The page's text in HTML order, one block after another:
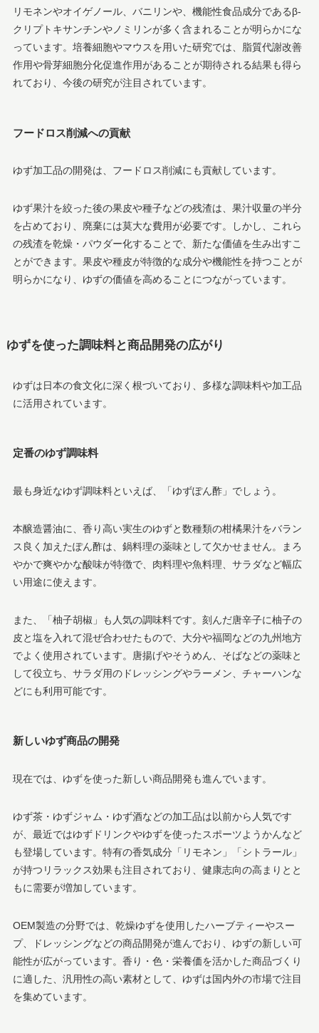
リモネンやオイゲノール、バニリンや、機能性食品成分であるβ-
クリプトキサンチンやノミリンが多く含まれることが明らかにな
っています。培養細胞やマウスを用いた研究では、脂質代謝改善
作用や骨芽細胞分化促進作用があることが期待される結果も得ら
れており、今後の研究が注目されています。
フードロス削減への貢献
ゆず加工品の開発は、フードロス削減にも貢献しています。
ゆず果汁を絞った後の果皮や種子などの残渣は、果汁収量の半分
を占めており、廃棄には莫大な費用が必要です。しかし、これら
の残渣を乾燥・パウダー化することで、新たな価値を生み出すこ
とができます。果皮や種皮が特徴的な成分や機能性を持つことが
明らかになり、ゆずの価値を高めることにつながっています。
ゆずを使った調味料と商品開発の広がり
ゆずは日本の食文化に深く根づいており、多様な調味料や加工品
に活用されています。
定番のゆず調味料
最も身近なゆず調味料といえば、「ゆずぽん酢」でしょう。
本醸造醤油に、香り高い実生のゆずと数種類の柑橘果汁をバラン
ス良く加えたぽん酢は、鍋料理の薬味として欠かせません。まろ
やかで爽やかな酸味が特徴で、肉料理や魚料理、サラダなど幅広
い用途に使えます。
また、「柚子胡椒」も人気の調味料です。刻んだ唐辛子に柚子の
皮と塩を入れて混ぜ合わせたもので、大分や福岡などの九州地方
でよく使用されています。唐揚げやそうめん、そばなどの薬味と
して役立ち、サラダ用のドレッシングやラーメン、チャーハンな
どにも利用可能です。
新しいゆず商品の開発
現在では、ゆずを使った新しい商品開発も進んでいます。
ゆず茶・ゆずジャム・ゆず酒などの加工品は以前から人気です
が、最近ではゆずドリンクやゆずを使ったスポーツようかんなど
も登場しています。特有の香気成分「リモネン」「シトラール」
が持つリラックス効果も注目されており、健康志向の高まりとと
もに需要が増加しています。
OEM製造の分野では、乾燥ゆずを使用したハーブティーやスー
プ、ドレッシングなどの商品開発が進んでおり、ゆずの新しい可
能性が広がっています。香り・色・栄養価を活かした商品づくり
に適した、汎用性の高い素材として、ゆずは国内外の市場で注目
を集めています。